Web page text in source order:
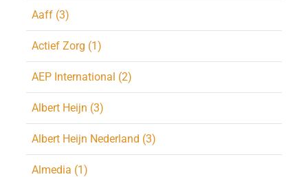
Aaff (3)
Actief Zorg (1)
AEP International (2)
Albert Heijn (3)
Albert Heijn Nederland (3)
Almedia (1)